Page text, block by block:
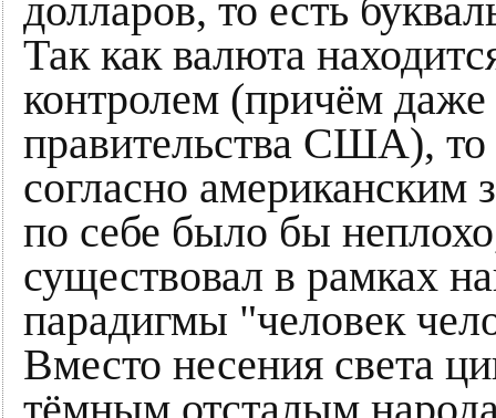
долларов, то есть
Так как валюта
контролем (причём
правительства США),
согласно американским
по себе было бы
существовал в рамках
парадигмы "человек
Вместо несения света